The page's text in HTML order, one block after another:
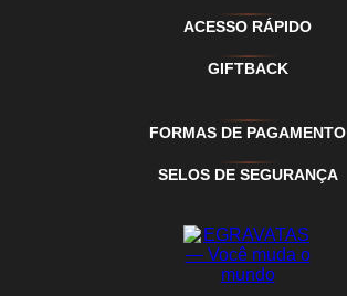
ACESSO RÁPIDO
GIFTBACK
FORMAS DE PAGAMENTO
SELOS DE SEGURANÇA